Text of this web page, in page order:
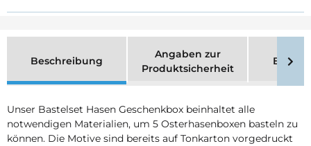
Beschreibung
Angaben zur
Produktsicherheit
Unser Bastelset Hasen Geschenkbox beinhaltet alle
notwendigen Materialien, um 5 Osterhasenboxen basteln zu
können. Die Motive sind bereits auf Tonkarton vorgedruckt